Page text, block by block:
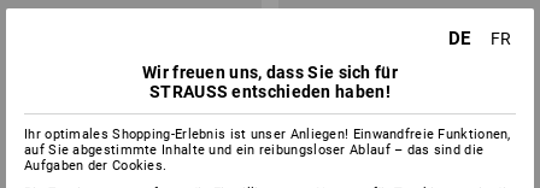
DE
FR
Wir freuen uns, dass Sie sich für
STRAUSS entschieden haben!
Ihr optimales Shopping-Erlebnis ist unser Anliegen! Einwandfreie Funktionen,
auf Sie abgestimmte Inhalte und ein reibungsloser Ablauf – das sind die
Aufgaben der Cookies.